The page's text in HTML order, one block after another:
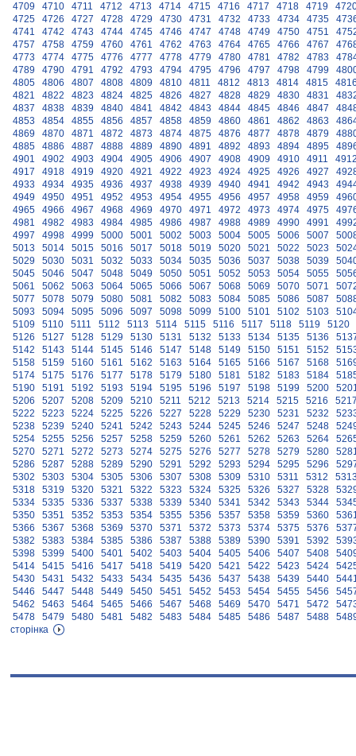
4709 4710 4711 4712 4713 4714 4715 4716 4717 4718 4719
4725
4726 4727 4728 4729 4730 4731 4732 4733 4734 4735
4741
4742 4743 4744 4745 4746 4747 4748 4749 4750 4751
4757
4758 4759 4760 4761 4762 4763 4764 4765 4766 4767
4773
4774 4775 4776 4777 4778 4779 4780 4781 4782 4783
4789
4790 4791 4792 4793 4794 4795 4796 4797 4798 4799
4805
4806 4807 4808 4809 4810 4811 4812 4813 4814 4815
4821
4822 4823 4824 4825 4826 4827 4828 4829 4830 4831
4837
4838 4839 4840 4841 4842 4843 4844 4845 4846 4847
4853
4854 4855 4856 4857 4858 4859 4860 4861 4862 4863
4869
4870 4871 4872 4873 4874 4875 4876 4877 4878 4879
4885
4886 4887 4888 4889 4890 4891 4892 4893 4894 4895
4901
4902 4903 4904 4905 4906 4907 4908 4909 4910 4911
4917
4918 4919 4920 4921 4922 4923 4924 4925 4926 4927
4933
4934 4935 4936 4937 4938 4939 4940 4941 4942 4943
4949
4950 4951 4952 4953 4954 4955 4956 4957 4958 4959
4965
4966 4967 4968 4969 4970 4971 4972 4973 4974 4975
4981
4982 4983 4984 4985 4986 4987 4988 4989 4990 4991
4997
4998 4999 5000 5001 5002 5003 5004 5005 5006 5007
5013
5014 5015 5016 5017 5018 5019 5020 5021 5022 5023
5029
5030 5031 5032 5033 5034 5035 5036 5037 5038 5039
5045
5046 5047 5048 5049 5050 5051 5052 5053 5054 5055
5061
5062 5063 5064 5065 5066 5067 5068 5069 5070 5071
5077
5078 5079 5080 5081 5082 5083 5084 5085 5086 5087
5093
5094 5095 5096 5097 5098 5099 5100 5101 5102 5103
5109
5110 5111 5112 5113 5114 5115 5116 5117 5118 5119
5120
5126
5127 5128 5129 5130 5131 5132 5133 5134 5135 5136
5142
5143 5144 5145 5146 5147 5148 5149 5150 5151 5152
5158
5159 5160 5161 5162 5163 5164 5165 5166 5167 5168
5174
5175 5176 5177 5178 5179 5180 5181 5182 5183 5184
5190
5191 5192 5193 5194 5195 5196 5197 5198 5199 5200
5206
5207 5208 5209 5210 5211 5212 5213 5214 5215 5216
5222
5223 5224 5225 5226 5227 5228 5229 5230 5231 5232
5238
5239 5240 5241 5242 5243 5244 5245 5246 5247 5248
5254
5255 5256 5257 5258 5259 5260 5261 5262 5263 5264
5270
5271 5272 5273 5274 5275 5276 5277 5278 5279 5280
5286
5287 5288 5289 5290 5291 5292 5293 5294 5295 5296
5302
5303 5304 5305 5306 5307 5308 5309 5310 5311 5312
5318
5319 5320 5321 5322 5323 5324 5325 5326 5327 5328
5334
5335 5336 5337 5338 5339 5340 5341 5342 5343 5344
5350
5351 5352 5353 5354 5355 5356 5357 5358 5359 5360
5366
5367 5368 5369 5370 5371 5372 5373 5374 5375 5376
5382
5383 5384 5385 5386 5387 5388 5389 5390 5391 5392
5398
5399 5400 5401 5402 5403 5404 5405 5406 5407 5408
5414
5415 5416 5417 5418 5419 5420 5421 5422 5423 5424
5430
5431 5432 5433 5434 5435 5436 5437 5438 5439 5440
5446
5447 5448 5449 5450 5451 5452 5453 5454 5455 5456
5462
5463 5464 5465 5466 5467 5468 5469 5470 5471 5472
5478
5479 5480 5481 5482 5483 5484 5485 5486 5487 5488
сторінка